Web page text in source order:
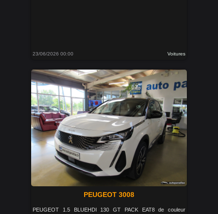
23/06/2026 00:00 Voitures
PEUGEOT 3008
PEUGEOT 1.5 BLUEHDI 130 GT PACK EAT8 de couleur